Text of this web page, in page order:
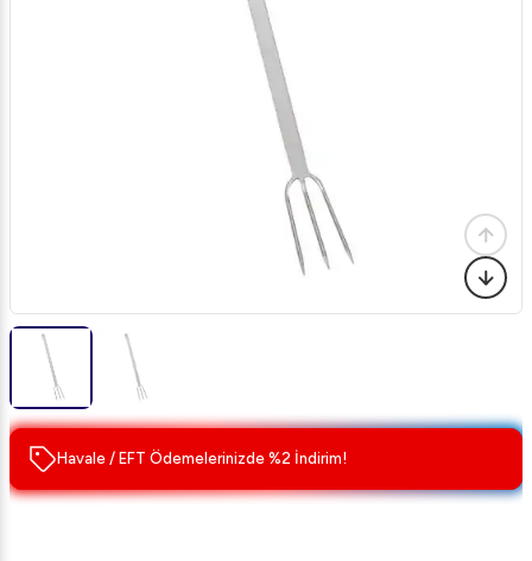
Havale / EFT Ödemelerinizde %2 İndirim!